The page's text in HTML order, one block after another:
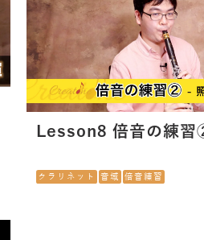
Lesson8 倍音の練
クラリネット 音域 倍音練習